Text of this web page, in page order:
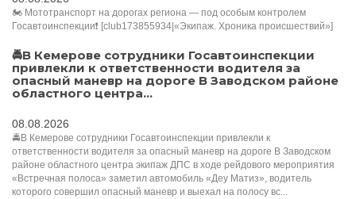
🏍️ Мототранспорт на дорогах региона — под особым контролем
Госавтоинспекции❗️ [club173855934|«Экипаж. Хроника происшествий»]
🚔В Кемерове сотрудники Госавтоинспекции
привлекли к ответственности водителя за
опасный маневр на дороге В Заводском районе
областного центра...
08.08.2026
🚔В Кемерове сотрудники Госавтоинспекции привлекли к
ответственности водителя за опасный маневр на дороге В Заводском
районе областного центра экипаж ДПС в ходе рейдового мероприятия
«Встречная полоса» заметил автомобиль «Деу Матиз», водитель
которого совершил опасный маневр и выехал на полосу вс...